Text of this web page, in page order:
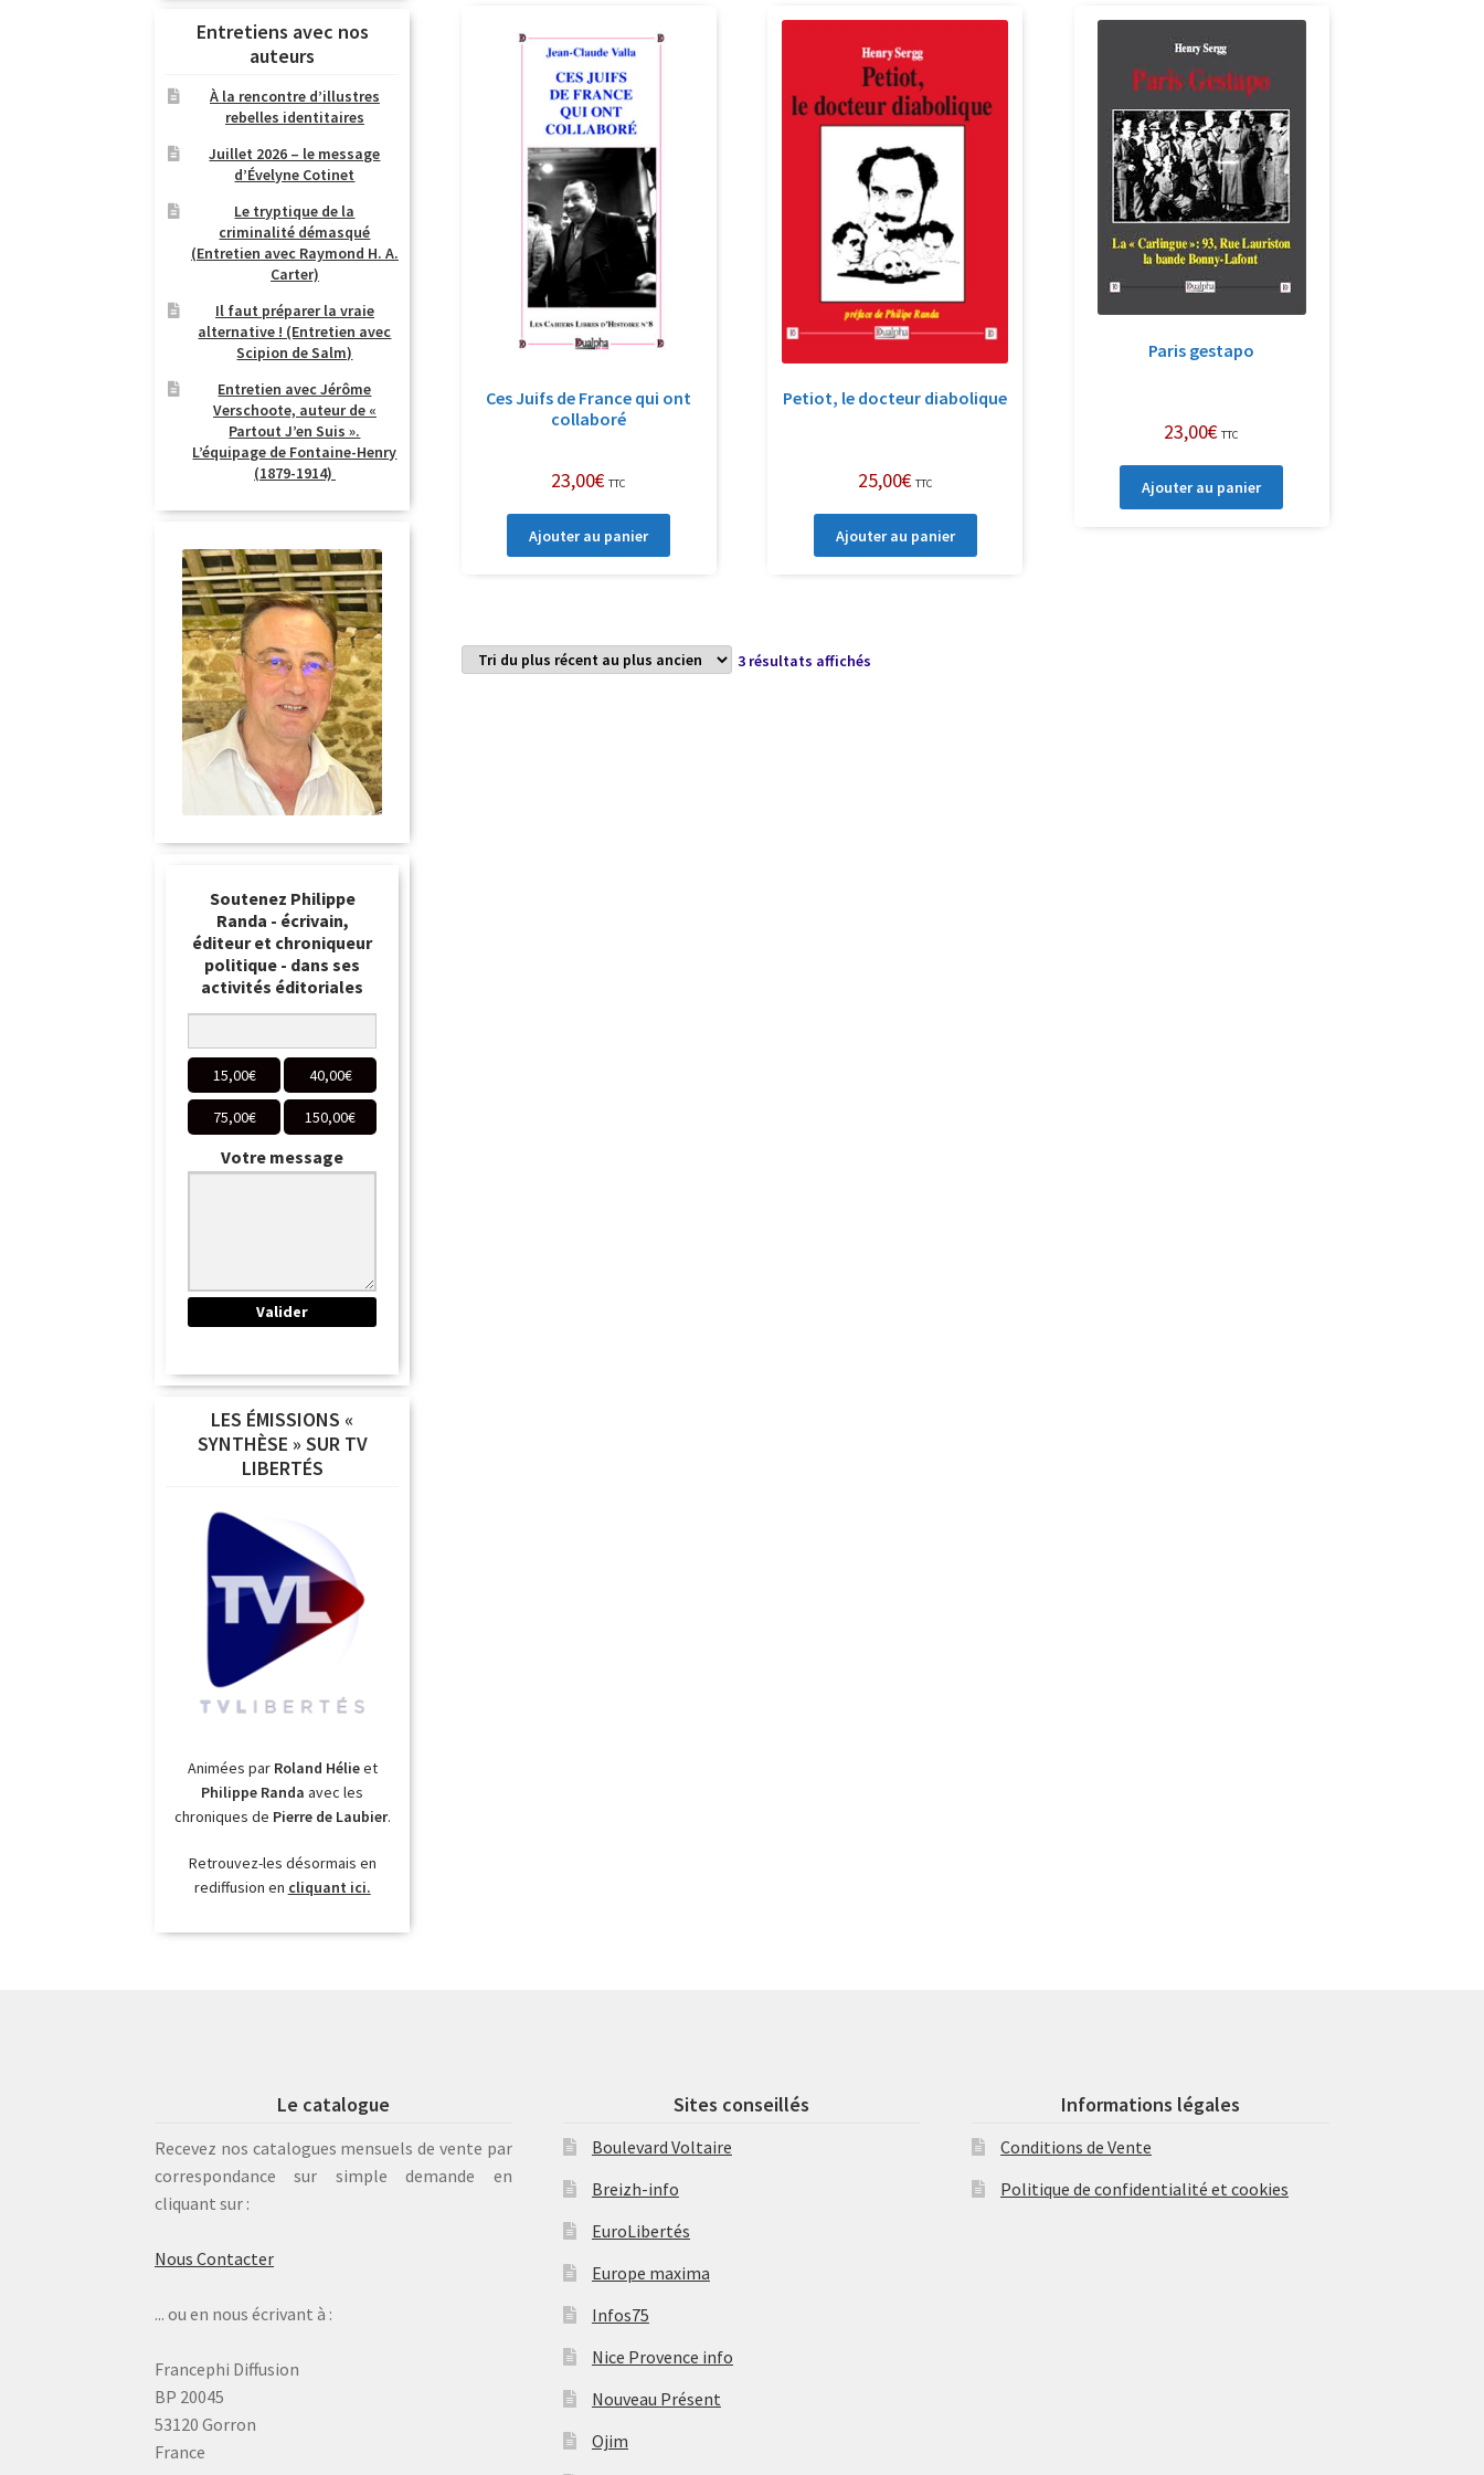
récent
plus
ancien
Ces Juifs de France qui ont
collaboré
23,00€ TTC
Ajouter au panier
Petiot, le docteur diabolique
25,00€ TTC
Ajouter au panier
Paris gestapo
23,00€ TTC
Ajouter au panier
3 résultats affichésTrié
Entretiens avec nos
auteurs
À la rencontre d’illustres
rebelles identitaires
Juillet 2026 – le message
d’Évelyne Cotinet
Le tryptique de la
criminalité démasqué
(Entretien avec Raymond H. A.
Carter)
Il faut préparer la vraie
alternative ! (Entretien avec
Scipion de Salm)
Entretien avec Jérôme
Verschoote, auteur de «
Partout J’en Suis ».
L’équipage de Fontaine-Henry
(1879-1914)
Soutenez Philippe
Randa - écrivain,
éditeur et chroniqueur
politique - dans ses
activités éditoriales
15,00€ 40,00€
75,00€ 150,00€
Votre message
LES ÉMISSIONS «
SYNTHÈSE » SUR TV
LIBERTÉS
Animées par Roland Hélieet
Philippe Randa avec les
chroniques de Pierre de Laubier.
Retrouvez-les désormais en
rediffusion en cliquant ici.
Le catalogue
Recevez nos catalogues mensuels de vente par
correspondance sur simple demande en
cliquant sur :
Nous Contacter
... ou en nous écrivant à :
Francephi Diffusion
BP 20045
53120 Gorron
France
Sites conseillés
Boulevard Voltaire
Breizh-info
EuroLibertés
Europe maxima
Infos75
Nice Provence info
Nouveau Présent
Ojim
Informations légales
Conditions de Vente
Politique de confidentialité et cookies